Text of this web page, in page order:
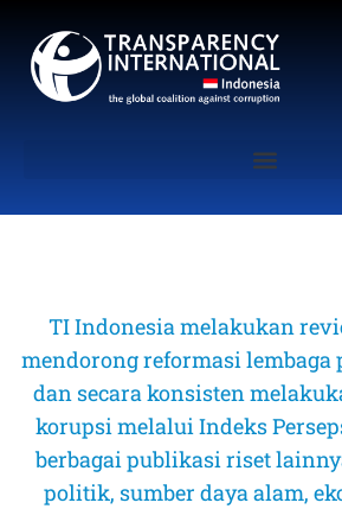
TI Indonesia melakukan
mendorong reformasi lembaga
dan secara konsisten
korupsi melalui Indeks
berbagai publikasi riset
politik, sumber daya alam,